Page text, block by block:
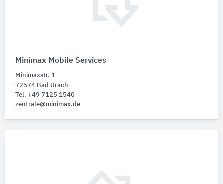
Minimax Mobile Services
Minimaxstr. 1
72574 Bad Urach
Tel. +49 7125 1540
zentrale@minimax.de